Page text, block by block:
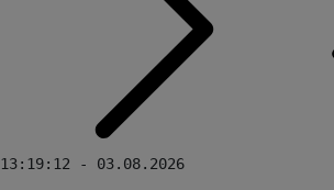
13:19:12 - 03.08.2026